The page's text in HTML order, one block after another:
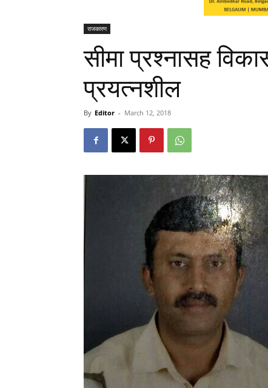
राजकारण
सीमा प्रश्नासह
प्रयत्नशील
By Editor - March 12, 2018